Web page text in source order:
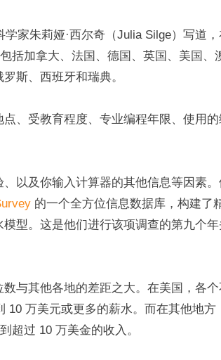
家朱莉娅·西尔奇（Julia Silge）写道
括加拿大、法国、德国、英国、美国、
斯、西班牙和瑞典。
、受教育程度、专业编程年限、使用的
以及你输入计算器的其他信息等因素。
的一个全方位信息数据库，构建了
型。这是他们进行该项调查的第九个年
与其他各地的差距之大。在美国，各个
10 万美元或更多的薪水。而在其他地方
超过 10 万美金的收入。